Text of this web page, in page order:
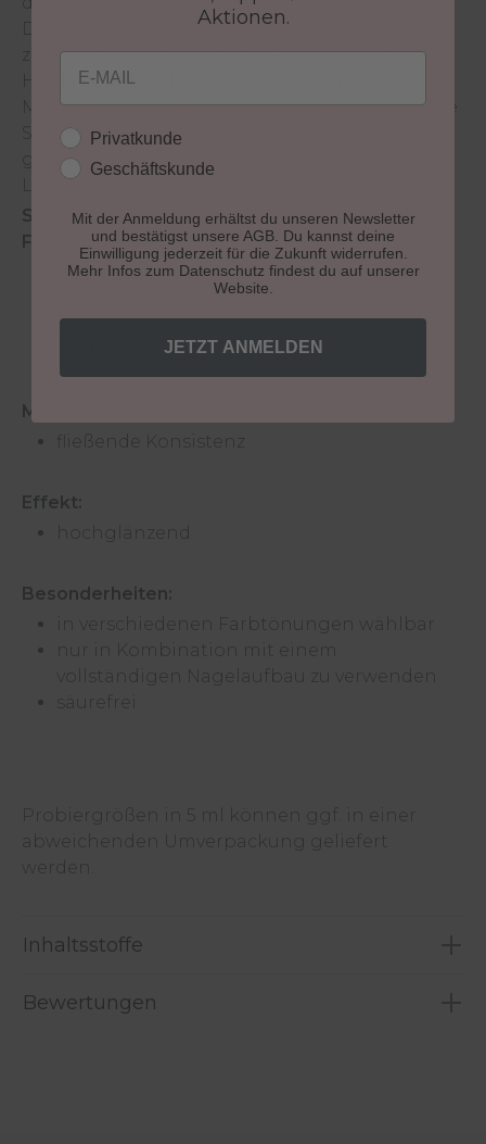
Drei-Phasen-Anwendung. Tragen Sie dazu
zuerst den LCN-Bonder, einen lichthärtenden
Haftlack, auf und danach LCN-Sculpture für die
Modellage des Nagels. Im Anschluss können Sie
Sealant für ein hochglänzendes Finish satt und
gleichmäßig auftragen und im
Lichthärtungsgerät aushärten.
Sie erhalten den LCN Sealant in folgenden
Farbvarianten:
clear
opak
Modelliereigenschaft:
fließende Konsistenz
Effekt:
hochglänzend
Besonderheiten:
in verschiedenen Farbtönungen wählbar
nur in Kombination mit einem
vollständigen Nagelaufbau zu verwenden
säurefrei
Probiergrößen in 5 ml können ggf. in einer
abweichenden Umverpackung geliefert
werden.
Inhaltsstoffe
Bewertungen
Aktionen.
Email
Kundengruppe
Privatkunde
Geschäftskunde
Mit der Anmeldung erhältst du unseren Newsletter
und bestätigst unsere AGB. Du kannst deine
Einwilligung jederzeit für die Zukunft widerrufen.
Mehr Infos zum Datenschutz findest du auf unserer
Website.
JETZT ANMELDEN